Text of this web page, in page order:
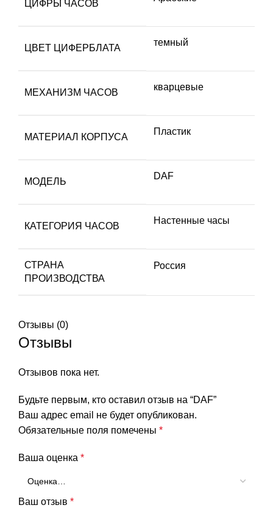
ЦИФРЫ ЧАСОВ
ЦВЕТ ЦИФЕРБЛАТА
темный
МЕХАНИЗМ ЧАСОВ
кварцевые
МАТЕРИАЛ КОРПУСА
Пластик
МОДЕЛЬ
DAF
КАТЕГОРИЯ ЧАСОВ
Настенные часы
СТРАНА
ПРОИЗВОДСТВА
Россия
Отзывы (0)
Отзывы
Отзывов пока нет.
Будьте первым, кто оставил отзыв на “DAF”
Ваш адрес email не будет опубликован.
Обязательные поля помечены *
Ваша оценка *
Ваш отзыв *